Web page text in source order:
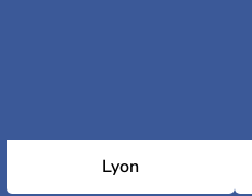
Lyon